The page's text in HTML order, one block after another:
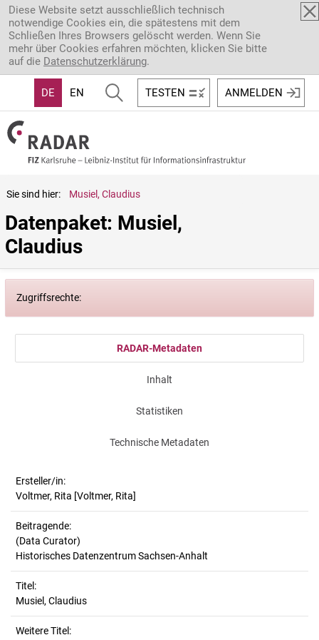
Direkt zum Inhalt
Diese Website setzt ausschließlich technisch
notwendige Cookies ein, die spätestens mit dem
Schließen Ihres Browsers gelöscht werden. Wenn Sie
mehr über Cookies erfahren möchten, klicken Sie bitte
auf die Datenschutzerklärung.
DE EN TESTEN ANMELDEN
Sie sind hier: Musiel, Claudius
Datenpaket: Musiel,
Claudius
Zugriffsrechte:
RADAR-Metadaten
Inhalt
Statistiken
Technische Metadaten
Ersteller/in:
Voltmer, Rita [Voltmer, Rita]
Beitragende:
(Data Curator)
Historisches Datenzentrum Sachsen-Anhalt
Titel:
Musiel, Claudius
Weitere Titel: